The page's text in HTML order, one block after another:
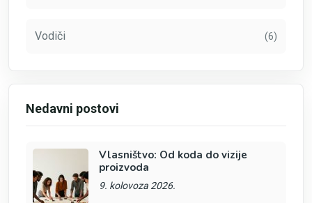
Vodiči (6)
Nedavni postovi
Vlasništvo: Od koda do vizije
proizvoda
9. kolovoza 2026.